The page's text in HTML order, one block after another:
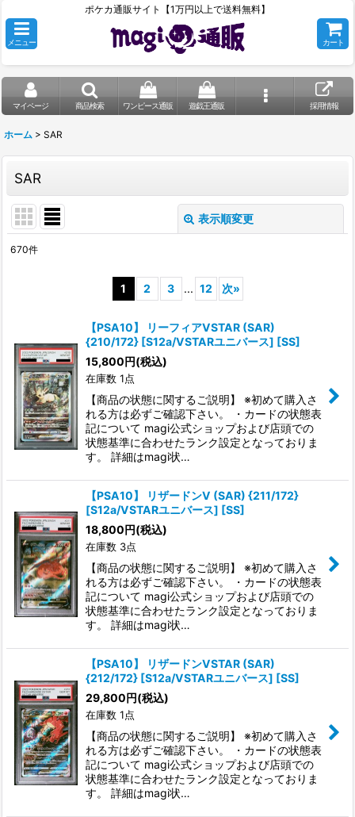
ポケカ通販サイト【1万円以上で送料無料】
メニュー カート
マイページ 商品検索 ワンピース通販 遊戯王通販 採用情報
ホーム > SAR
SAR
表示順変更
670件
1 2 3 ... 12 次»
【PSA10】 リーフィアVSTAR (SAR)
{210/172} [S12a/VSTARユニバース] [SS]
15,800円(税込)
在庫数 1点
【商品の状態に関するご説明】 ※初めて購入さ
れる方は必ずご確認下さい。 ・カードの状態表
記について magi公式ショップおよび店頭での
状態基準に合わせたランク設定となっておりま
す。 詳細はmagi状…
【PSA10】 リザードンV (SAR) {211/172}
[S12a/VSTARユニバース] [SS]
18,800円(税込)
在庫数 3点
【商品の状態に関するご説明】 ※初めて購入さ
れる方は必ずご確認下さい。 ・カードの状態表
記について magi公式ショップおよび店頭での
状態基準に合わせたランク設定となっておりま
す。 詳細はmagi状…
【PSA10】 リザードンVSTAR (SAR)
{212/172} [S12a/VSTARユニバース] [SS]
29,800円(税込)
在庫数 1点
【商品の状態に関するご説明】 ※初めて購入さ
れる方は必ずご確認下さい。 ・カードの状態表
記について magi公式ショップおよび店頭での
状態基準に合わせたランク設定となっておりま
す。 詳細はmagi状…